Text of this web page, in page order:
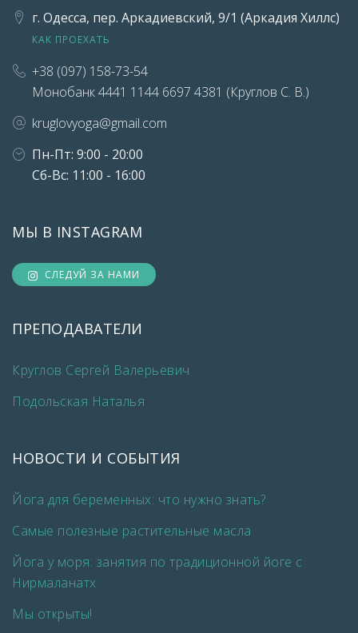
г. Одесса, пер. Аркадиевский, 9/1 (Аркадия Хиллс)
КАК ПРОЕХАТЬ
+38 (097) 158-73-54
Монобанк 4441 1144 6697 4381 (Круглов С. В.)
kruglovyoga@gmail.com
Пн-Пт: 9:00 - 20:00
Сб-Вс: 11:00 - 16:00
МЫ В INSTAGRAM
СЛЕДУЙ ЗА НАМИ
ПРЕПОДАВАТЕЛИ
Круглов Сергей Валерьевич
Подольская Наталья
НОВОСТИ И СОБЫТИЯ
Йога для беременных: что нужно знать?
Самые полезные растительные масла
Йога у моря: занятия по традиционной йоге с
Нирмаланатх
Мы открыты!